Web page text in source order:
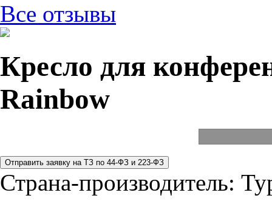
Все отзывы
Кресло для
Rainbow
Страна-производитель: